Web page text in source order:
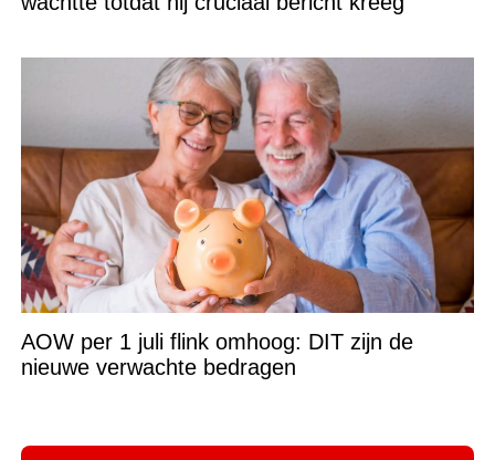
AOW per 1 juli flink omhoog: DIT zijn de
nieuwe verwachte bedragen